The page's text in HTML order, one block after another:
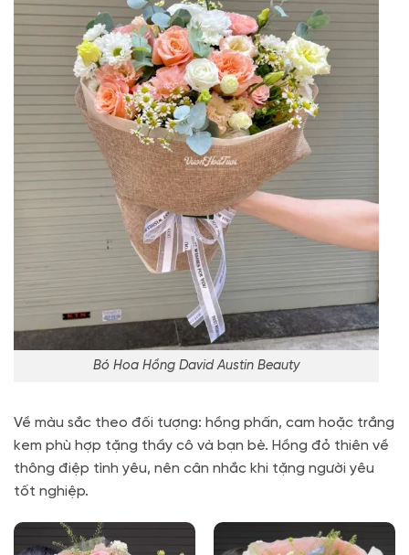
Bó Hoa Hồng David Austin Beauty
Về màu sắc theo đối tượng: hồng phấn, cam hoặc trắng
kem phù hợp tặng thầy cô và bạn bè. Hồng đỏ thiên về
thông điệp tình yêu, nên cân nhắc khi tặng người yêu
tốt nghiệp.